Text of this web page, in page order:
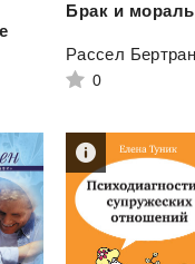
Брак и мораль
0